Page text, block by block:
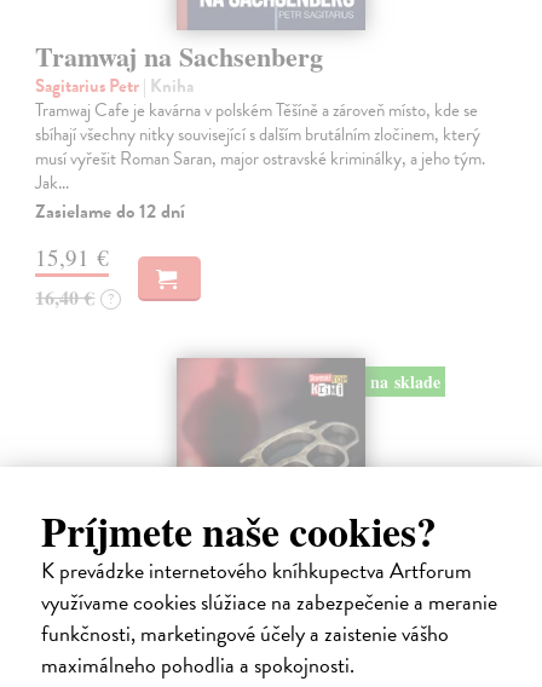
Príjmete naše cookies?
K prevádzke internetového kníhkupectva Artforum
využívame cookies slúžiace na zabezpečenie a meranie
funkčnosti, marketingové účely a zaistenie vášho
maximálneho pohodlia a spokojnosti.
Tramwaj na Sachsenberg
Sagitarius Petr| Kniha
Tramwaj Cafe je kavárna v polském Těšíně a zároveň místo, kde se
sbíhají všechny nitky související s dalším brutálním zločinem, který
musí vyřešit Roman Saran, major ostravské kriminálky, a jeho tým.
Jak…
Zasielame do 12 dní
15,91 €
16,40 € ?
na sklade
Krv sa stane zábavou